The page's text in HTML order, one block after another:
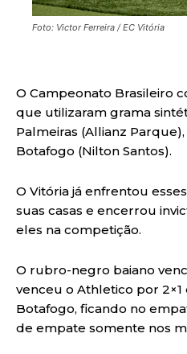
Foto: Victor Ferreira / EC Vitória
O Campeonato Brasileiro
que utilizaram grama
Palmeiras (Allianz
Botafogo (Nilton Santos).
O Vitória já enfrentou
suas casas e encerrou
eles na competição.
O rubro-negro baiano
venceu o Athletico por 2×1
Botafogo, ficando no
de empate somente nos